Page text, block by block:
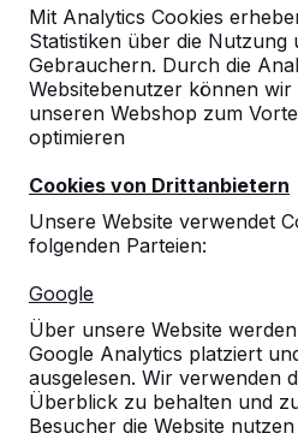
Mit Analytics Cookies
Statistiken über die Nutzung
Gebrauchern. Durch die
Websitebenutzer können
unseren Webshop zum
optimieren
Cookies von Drittanbietern
Unsere Website verwendet
folgenden Parteien:
Google
Über unsere Website
Google Analytics platziert
ausgelesen. Wir verwenden
Überblick zu behalten und
Besucher die Website
DeLuxe
10
€ 3.350,00
2. Produkt und folgende für
5%sparen!
Farbe